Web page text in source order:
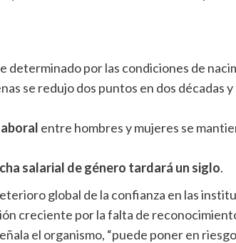
determinado por las condiciones de
se redujo dos puntos en dos décadas
entre hombres y mujeres se
salarial de género tardará un siglo.
global de la confianza en las
creciente por la falta de
el organismo, “puede poner en